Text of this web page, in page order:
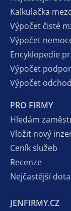
Kalkulačka
Výpočet čisté
Výpočet
Encyklopedie
Výpočet
Výpočet
PRO FIRMY
Hledám
Vložit nový
Ceník služeb
Recenze
Nejčastější
JENFIRMY.CZ